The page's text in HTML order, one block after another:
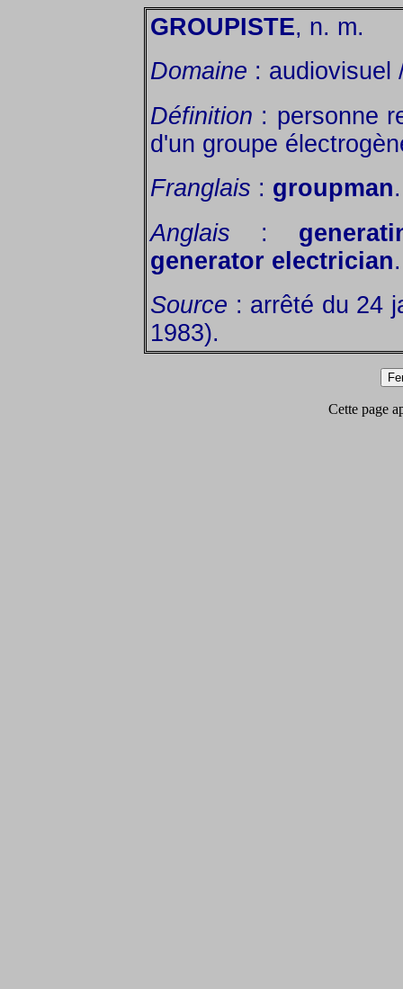
GROUPISTE, n. m.
Domaine : audiovisuel
Définition : personne
d'un groupe
Franglais : groupman.
Anglais :
generator electrician.
Source : arrêté du 24
1983).
Cette page